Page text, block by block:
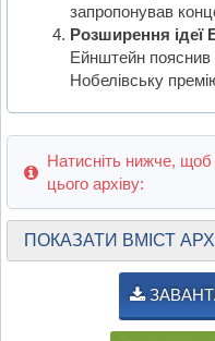
запропонував
Розширення ідеї
Ейнштейн
Нобелівську
Натисніть нижче,
цього архіву:
ПОКАЗАТИ ВМІСТ